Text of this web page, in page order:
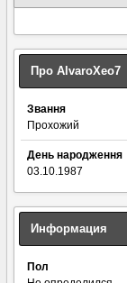
Про AlvaroXeo7
Звання
Прохожий
День народження
03.10.1987
Информация
Пол